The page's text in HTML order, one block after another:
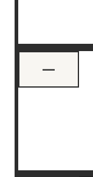
—